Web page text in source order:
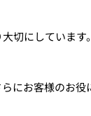
切にしています。
お客様のお役